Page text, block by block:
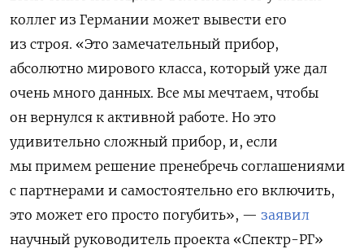
коллег из Германии может вывести его
из строя. «Это замечательный прибор,
абсолютно мирового класса, который уже дал
очень много данных. Все мы мечтаем, чтобы
он вернулся к активной работе. Но это
удивительно сложный прибор, и, если
мы примем решение пренебречь соглашениями
с партнерами и самостоятельно его включить,
это может его просто погубить», — заявил
научный руководитель проекта «Спектр-РГ»